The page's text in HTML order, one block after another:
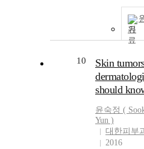
기
10
Skin
should
윤숙정 (
Yun )
대한피부
2016